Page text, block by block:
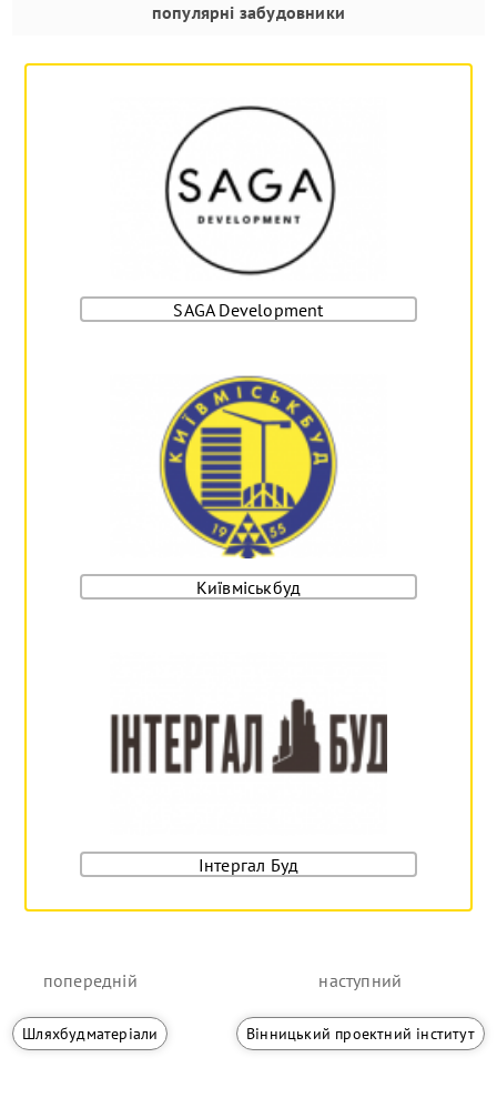
популярні забудовники
SAGA Development
Київміськбуд
Інтергал Буд
попередній
Шляхбудматеріали
наступний
Вінницький проектний інститут